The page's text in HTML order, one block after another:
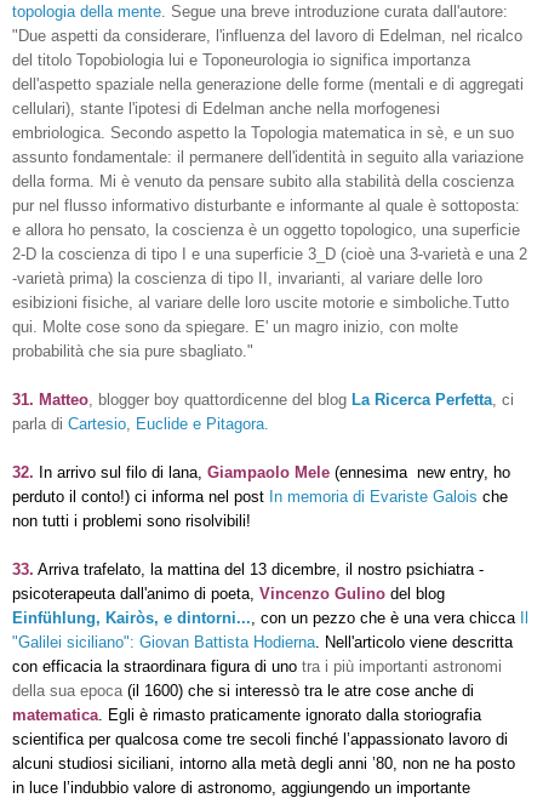
topologia della mente . Segue una breve introduzione curata dall'autore:
"Due aspetti da considerare, l'influenza del lavoro di Edelman, nel ricalco
del titolo Topobiologia lui e Toponeurologia io significa importanza
dell'aspetto spaziale nella generazione delle forme (mentali e di aggregati
cellulari), stante l'ipotesi di Edelman anche nella morfogenesi
embriologica. Secondo aspetto la Topologia matematica in sè, e un suo
assunto fondamentale: il permanere dell'identità in seguito alla variazione
della forma. Mi è venuto da pensare subito alla stabilità della coscienza
pur nel flusso informativo disturbante e informante al quale è sottoposta:
e allora ho pensato, la coscienza è un oggetto topologico, una superficie
2-D la coscienza di tipo I e una superficie 3_D (cioè una 3-varietà e una 2
-varietà prima) la coscienza di tipo II, invarianti, al variare delle loro
esibizioni fisiche, al variare delle loro uscite motorie e simboliche.Tutto
qui. Molte cose sono da spiegare. E' un magro inizio, con molte
probabilità che sia pure sbagliato."
31. Matteo , blogger boy quattordicenne del blog La Ricerca Perfetta , ci
parla di Cartesio Euclide e Pitagora.
32. In arrivo sul filo di lana, Giampaolo Mele (ennesima new entry, ho
perduto il conto!) ci informa nel post In memoria di Evariste Galois che
non tutti i problemi sono risolvibili!
33. Arriva trafelato, la mattina del 13 dicembre, il nostro psichiatra -
psicoterapeuta dall'animo di poeta, Vincenzo Gulino del blog
Einfühlung, Kairòs, e dintorni... , con un pezzo che è una vera chicca
"Galilei siciliano": Giovan Battista Hodierna . Nell'articolo viene descritta
con efficacia la straordinara figura di uno tra i più importanti astronomi
della sua epoca (il 1600) che si interessò tra le atre cose anche di
matematica . Egli è rimasto praticamente ignorato dalla storiografia
scientifica per qualcosa come tre secoli finché l’appassionato lavoro di
alcuni studiosi siciliani, intorno alla metà degli anni ’80, non ne ha posto
in luce l’indubbio valore di astronomo, aggiungendo un importante